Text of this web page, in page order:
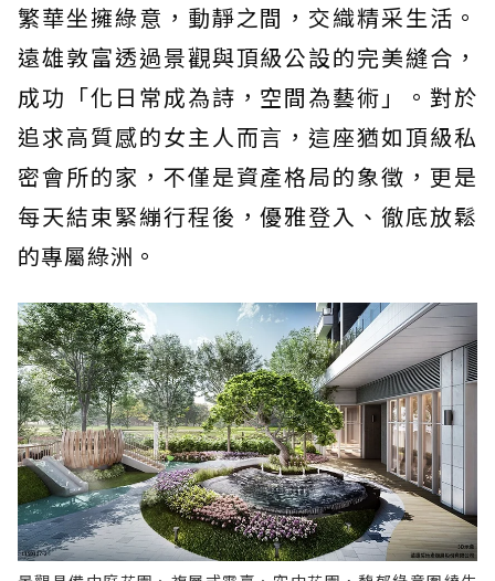
繁華坐擁綠意，動靜之間，交織精采生活。
遠雄敦富透過景觀與頂級公設的完美縫合，
成功「化日常成為詩，空間為藝術」。對於
追求高質感的女主人而言，這座猶如頂級私
密會所的家，不僅是資產格局的象徵，更是
每天結束緊繃行程後，優雅登入、徹底放鬆
的專屬綠洲。